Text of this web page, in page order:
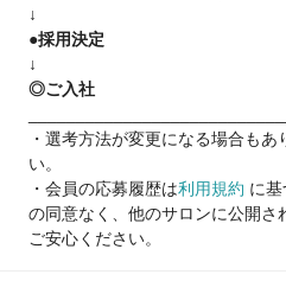
チーフスタイリスト
店舗をまとめるリーダーとして
マネジメント力を磨きながら、
「プレイヤーとして腕を磨きたい
「将来は管理職として店舗を動か
どちらの道もプラージュなら可能
「今より稼ぎたい！」
「長く安心して働ける環境を探し
↓
●採用決定
↓
◎ご入社
・選考方法が変更になる場合も
い。
・会員の応募履歴は利用規約 に
の同意なく、他のサロンに公開さ
ご安心ください。